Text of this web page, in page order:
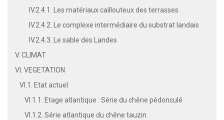
IV.2.4.1. Les matériaux caillouteux des terrasses
IV.2.4.2. Le complexe intermédiaire du substrat landais
IV.2.4.3. Le sable des Landes
V. CLIMAT
VI. VEGETATION
VI.1. Etat actuel
VI.1.1. Etage atlantique : Série du chêne pédonculé
VI.1.2. Série atlantique du chêne tauzin